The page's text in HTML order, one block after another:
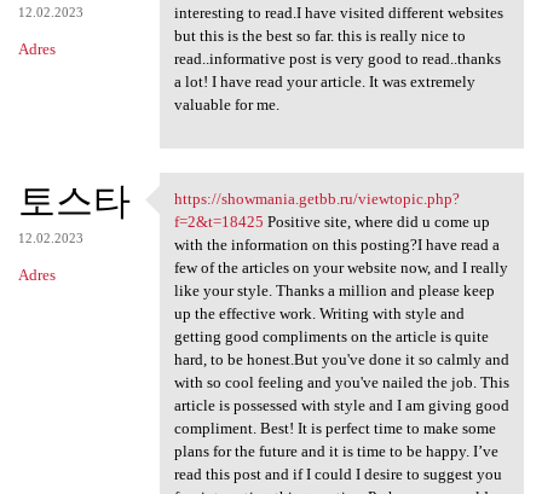
12.02.2023
Adres
interesting to read.I have visited different websites
but this is the best so far. this is really nice to
read..informative post is very good to read..thanks
a lot! I have read your article. It was extremely
valuable for me.
토스타
12.02.2023
Adres
https://showmania.getbb.ru
https://showmania.getbb.ru/viewtopic.php?
f=2&t=18425 Positive site, where did u come up
with the information on this posting?I have read a
few of the articles on your website now, and I really
like your style. Thanks a million and please keep
up the effective work. Writing with style and
getting good compliments on the article is quite
hard, to be honest.But you've done it so calmly and
with so cool feeling and you've nailed the job. This
article is possessed with style and I am giving good
compliment. Best! It is perfect time to make some
plans for the future and it is time to be happy. I’ve
read this post and if I could I desire to suggest you